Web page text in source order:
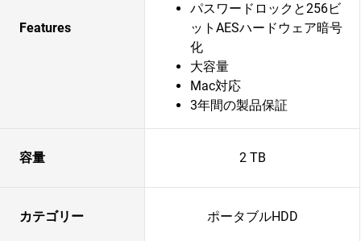
Features
パスワードロックと256ビ
ットAESハードウェア暗号
化
大容量
Mac対応
3年間の製品保証
容量 2 TB
カテゴリー ポータブルHDD